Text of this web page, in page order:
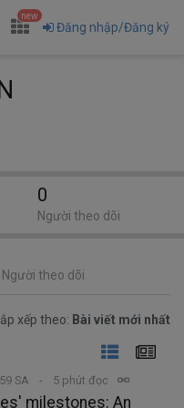
new
Đăng nhập/Đăng ký
Người theo dõi
xếp theo: Bài viết mới nhất
SA 5 phút đọc
milestones: An
0
Người theo dõi